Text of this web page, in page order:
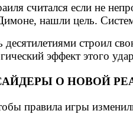
считался если не
нашли цель.
строил
эффект этого
О НОВОЙ
правила игры